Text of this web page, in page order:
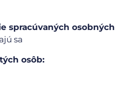
spracúvaných osobných
sa
osôb: